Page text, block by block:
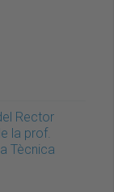
Rector
la prof.
Tècnica